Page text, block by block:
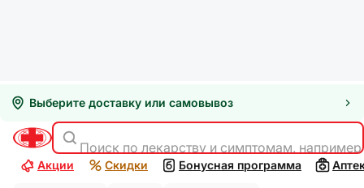
Выберите доставку или самовывоз
Поиск по лекарству и симптомам,
Акции Скидки Бонусная программа